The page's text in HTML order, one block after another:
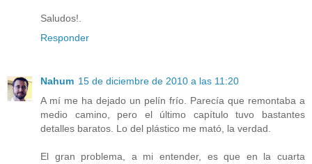
Saludos!.
Responder
Nahum 15 de diciembre de 2010 a las 11:20
A mí me ha dejado un pelín frío. Parecía que remontaba a
medio camino, pero el último capítulo tuvo bastantes
detalles baratos. Lo del plástico me mató, la verdad.
El gran problema, a mi entender, es que en la cuarta